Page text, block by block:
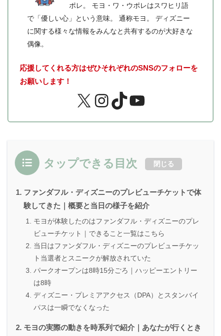
ポレ。 モヨ・ワ・ウポレはスワヒリ語
で「優しい心」という意味。 通称モヨ。 ディズニー
に関する様々な情報をみんなと共有するのが大好きな
偶像。
応援してくれる方はぜひそれぞれのSNSのフォローを
お願いします！
タップできる目次 閉じる
ファンダフル・ディズニーのプレビューチケットで体
験してきた｜概要と当日の様子を紹介
モヨが体験したのはファンダフル・ディズニーのプレ
ビューチケット｜できること一覧はこちら
当日はファンダフル・ディズニーのプレビューチケッ
ト当選者とスニークが解放されていた
パークオープンは8時15分ごろ｜ハッピーエントリー
は8時
ディズニー・プレミアアクセス（DPA）とスタンバイ
パスは一瞬でなくなった
モヨの実際の動きを時系列で紹介｜あなたが行くとき